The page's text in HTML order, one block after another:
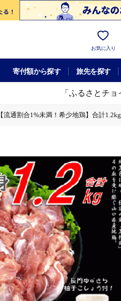
お気に入り
寄付額から探す 旅先を探す
「ふるさとチ
【流通割合1%未満！希少地鶏】合計